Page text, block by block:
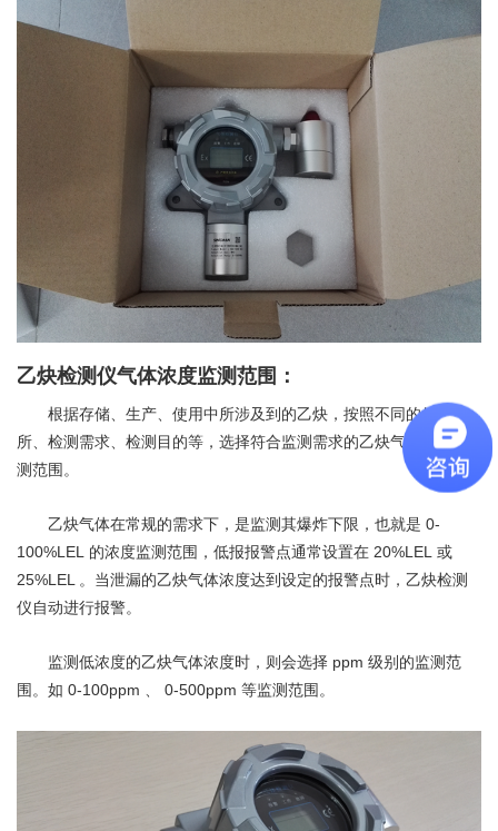
乙炔检测仪气体浓度监测范围：
根据存储、生产、使用中所涉及到的乙炔，按照不同的使用场
所、检测需求、检测目的等，选择符合监测需求的乙炔气体浓度监
测范围。
乙炔气体在常规的需求下，是监测其爆炸下限，也就是 0-
100%LEL
的浓度监测范围，低报报警点通常设置在 20%LEL 或
25%LEL
。当泄漏的乙炔气体浓度达到设定的报警点时，乙炔检测
仪自动进行报警。
监测低浓度的乙炔气体浓度时，则会选择 ppm 级别的监测范
围。如 0-100ppm 0-500ppm 等监测范围。